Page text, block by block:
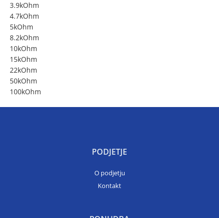
3.9kOhm
4.7kOhm
5kOhm
8.2kOhm
10kOhm
15kOhm
22kOhm
50kOhm
100kOhm
PODJETJE
O podjetju
Kontakt